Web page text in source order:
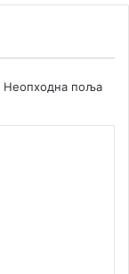
Неопходна поља